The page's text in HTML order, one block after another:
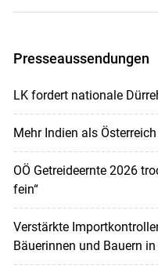
Presseaussendungen
LK fordert nationale
Mehr Indien als
OÖ Getreideernte 2026
fein“
Verstärkte
Bäuerinnen und Bauern